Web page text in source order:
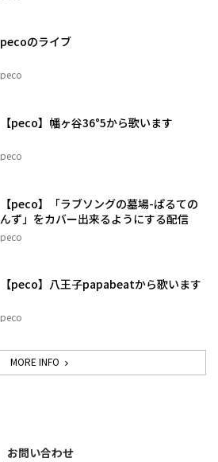
pecoのライブ
peco
【peco】幡ヶ谷36°5から歌います
peco
【peco】「ラブソングの墓場-ぱるての
んず」をカバー出来るようにする配信
peco
【peco】八王子papabeatから歌います
peco
MORE INFO
お問い合わせ